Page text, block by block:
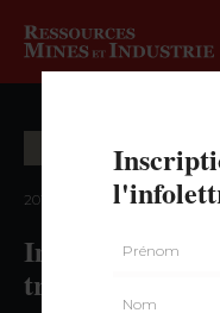
2018 — volume 4, numéro 5
Impact de la
transition